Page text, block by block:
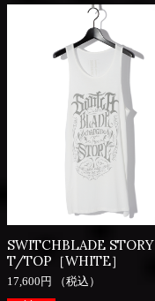
SWITCHBLADE STORY
T/TOP［WHITE］
17,600円 （税込）